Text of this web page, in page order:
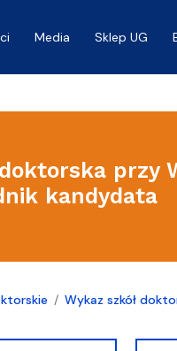
Media Sklep UG
doktorska przy
kandydata
Wykaz szkół